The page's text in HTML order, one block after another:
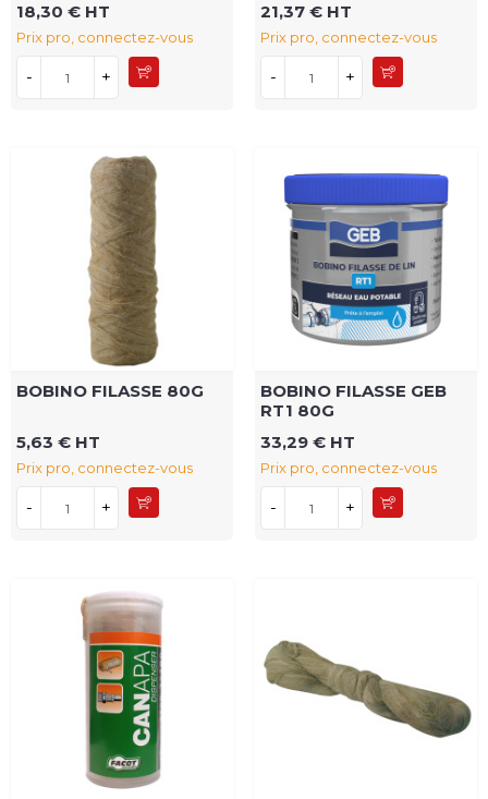
18,30 € HT
Prix pro, connectez-vous
- +
21,37 € HT
Prix pro, connectez-vous
- +
BOBINO FILASSE 80G
5,63 € HT
Prix pro, connectez-vous
- +
BOBINO FILASSE GEB
RT1 80G
33,29 € HT
Prix pro, connectez-vous
- +